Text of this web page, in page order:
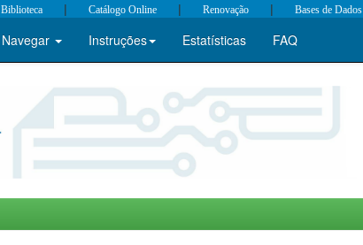
Biblioteca | Catálogo Online | Renovação | Bases de Dados
Navegar Instruções Estatísticas FAQ